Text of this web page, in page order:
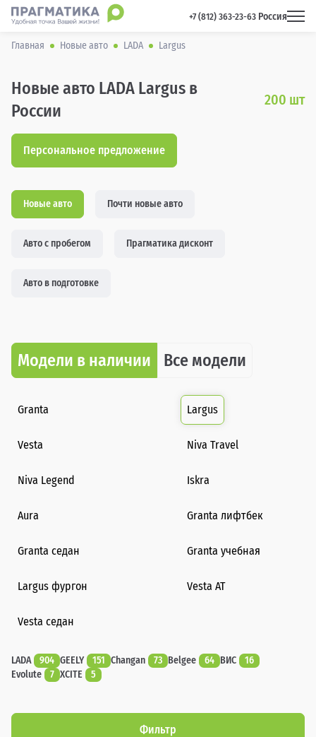
+7 (812) 363-23-63 Россия
Главная Новые авто LADA Largus
Новые авто LADA Largus в
России
200 шт
Персональное предложение
Новые авто Почти новые авто
Авто с пробегом Прагматика дисконт
Авто в подготовке
Модели в наличии Все модели
Granta Largus
Vesta Niva Travel
Niva Legend Iskra
Aura Granta лифтбек
Granta седан Granta учебная
Largus фургон Vesta AT
Vesta седан
LADA 904 GEELY 151 Changan 73 Belgee 64 ВИС
16
Evolute
7 XCITE 5
Фильтр